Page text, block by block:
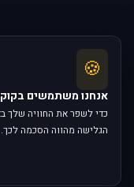
🍪
אנחנו משתמשים
כדי לשפר את החוויה שלך
הגלישה מהווה הסכמה לכך.